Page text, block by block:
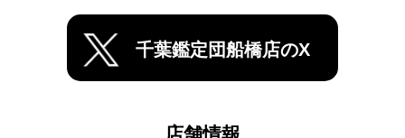
千葉鑑定団船橋店のX